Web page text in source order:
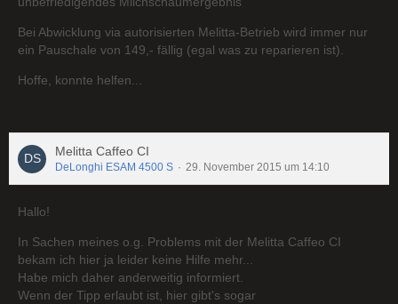
Bei Abwicklung via autorisierten Melitta-Betrieb wird immer nur
ein Pauschale von 149,- fällig (egal was zu reparieren ist).
Hoffe, konnte helfen...
Melitta Caffeo CI
DeLonghi ESAM 4500 S 29. November 2015 um 14:10
Hallo!
In Sachen meines o.g. Problems mit der Melitta Caffeo CI
bekam ich hier ja leider keine Hilfe mehr...
Habe mich daher anderweitig informiert.
Wenn der Tipp erlaubt ist, hier gibt's sogar